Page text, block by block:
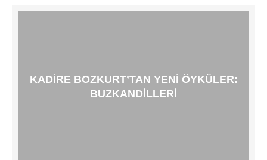
KADIRE BOZKURT’TAN YENI ÖYKÜLER:
BUZKANDILLERI